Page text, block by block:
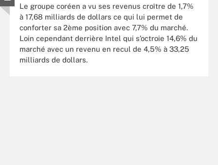
Le groupe coréen a vu ses revenus croître de 1,7%
à 17,68 milliards de dollars ce qui lui permet de
conforter sa 2ème position avec 7,7% du marché.
Loin cependant derrière Intel qui s’octroie 14,6% du
marché avec un revenu en recul de 4,5% à 33,25
milliards de dollars.